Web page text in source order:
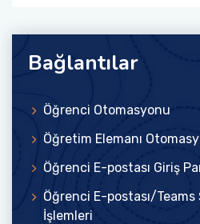
Bağlantılar
Öğrenci Otomasyonu
Öğretim Elemanı
Öğrenci E-postası Giriş
Öğrenci E-postası/Teams
İşlemleri